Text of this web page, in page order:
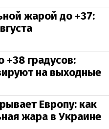
жарой до +37:
+38 градусов:
на выходные
Европу: как
жара в Украине